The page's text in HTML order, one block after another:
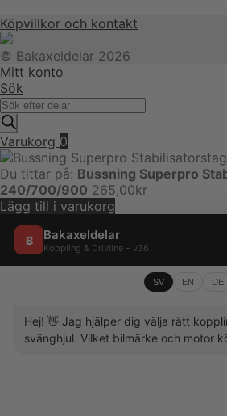
Köpvillkor och kontakt
© Bakaxeldelar 2026
Mitt konto
Sök
Produktsökning
Varukorg 0
Du tittar på: Bussning Superpro
240/700/900 265,00kr
Lägg till i varukorg
B Bakaxeldelar
Koppling & Drivline – v36
SV EN DE
Hej! 👋 Jag hjälper dig välja rätt
svänghjul. Vilket bilmärke och motor